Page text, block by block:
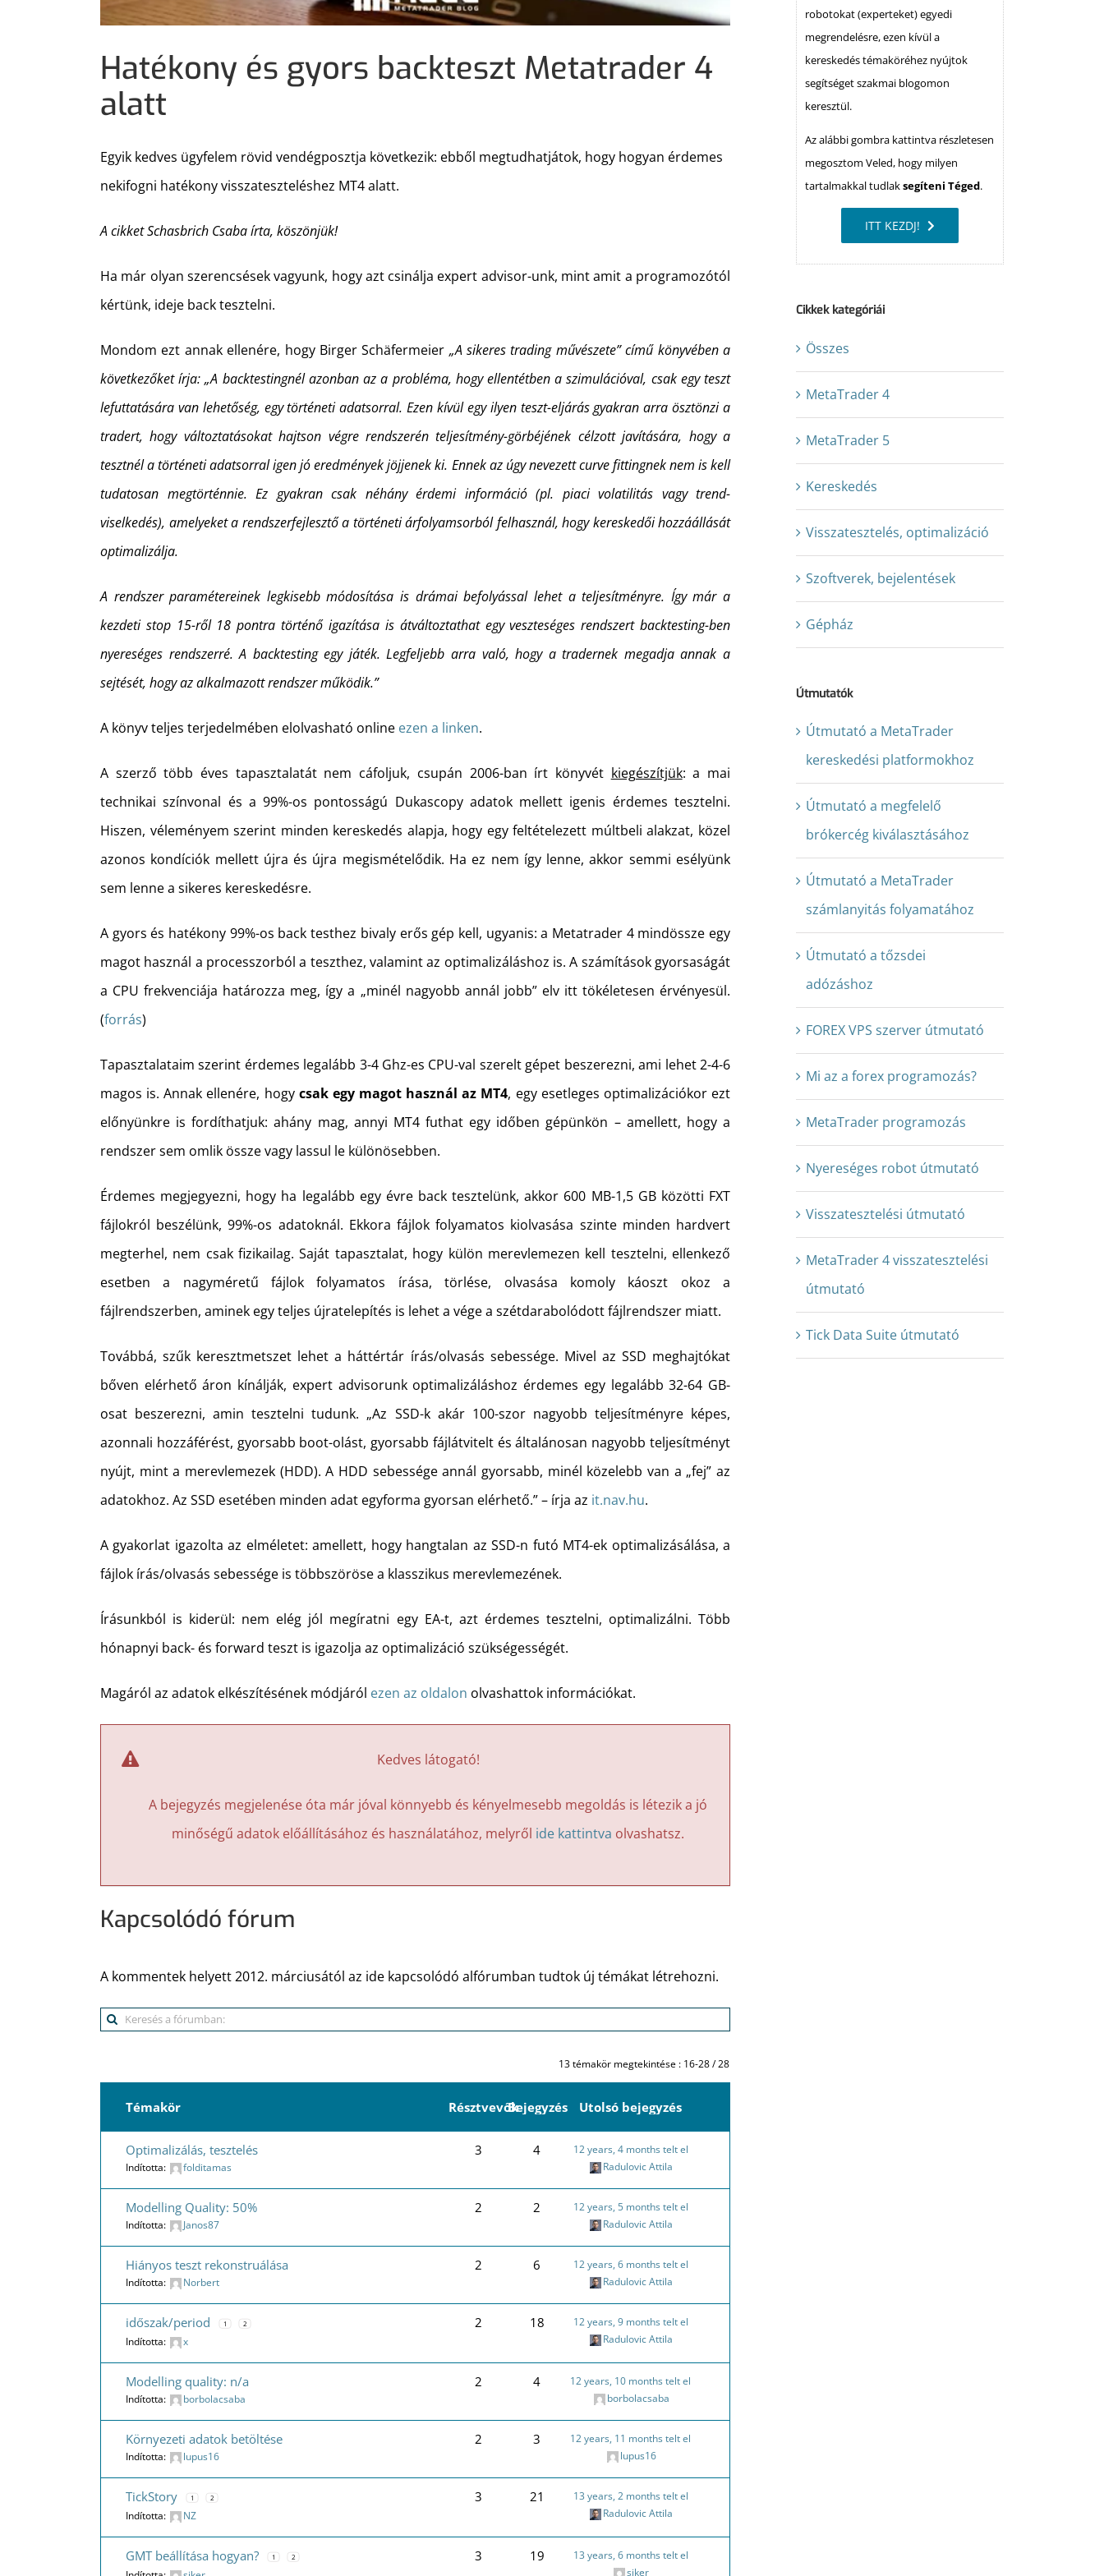
Hatékony és gyors backteszt Metatrader 4
alatt
Egyik kedves ügyfelem rövid vendégposztja következik: ebből megtudhatjátok, hogy hogyan érdemes
nekifogni hatékony visszateszteléshez MT4 alatt.
A cikket Schasbrich Csaba írta, köszönjük!
Ha már olyan szerencsések vagyunk, hogy azt csinálja expert advisor-unk, mint amit a programozótól
kértünk, ideje back tesztelni.
Mondom ezt annak ellenére, hogy Birger Schäfermeier „A sikeres trading művészete” című könyvében a
következőket írja: „A backtestingnél azonban az a probléma, hogy ellentétben a szimulációval, csak egy teszt
lefuttatására van lehetőség, egy történeti adatsorral. Ezen kívül egy ilyen teszt-eljárás gyakran arra ösztönzi a
tradert, hogy változtatásokat hajtson végre rendszerén teljesítmény-görbéjének célzott javítására, hogy a
tesztnél a történeti adatsorral igen jó eredmények jöjjenek ki. Ennek az úgy nevezett curve fittingnek nem is kell
tudatosan megtörténnie. Ez gyakran csak néhány érdemi információ (pl. piaci volatilitás vagy trend-
viselkedés), amelyeket a rendszerfejlesztő a történeti árfolyamsorból felhasznál, hogy kereskedői hozzáállását
optimalizálja.
A rendszer paramétereinek legkisebb módosítása is drámai befolyással lehet a teljesítményre. Így már a
kezdeti stop 15-ről 18 pontra történő igazítása is átváltoztathat egy veszteséges rendszert backtesting-ben
nyereséges rendszerré. A backtesting egy játék. Legfeljebb arra való, hogy a tradernek megadja annak a
sejtését, hogy az alkalmazott rendszer működik.”
A könyv teljes terjedelmében elolvasható online ezen a linken.
A szerző több éves tapasztalatát nem cáfoljuk, csupán 2006-ban írt könyvét kiegészítjük: a mai
technikai színvonal és a 99%-os pontosságú Dukascopy adatok mellett igenis érdemes tesztelni.
Hiszen, véleményem szerint minden kereskedés alapja, hogy egy feltételezett múltbeli alakzat, közel
azonos kondíciók mellett újra és újra megismételődik. Ha ez nem így lenne, akkor semmi esélyünk
sem lenne a sikeres kereskedésre.
A gyors és hatékony 99%-os back testhez bivaly erős gép kell, ugyanis: a Metatrader 4 mindössze egy
magot használ a processzorból a teszthez, valamint az optimalizáláshoz is. A számítások gyorsaságát
a CPU frekvenciája határozza meg, így a „minél nagyobb annál jobb” elv itt tökéletesen érvényesül.
(forrás)
Tapasztalataim szerint érdemes legalább 3-4 Ghz-es CPU-val szerelt gépet beszerezni, ami lehet 2-4-6
magos is. Annak ellenére, hogy csak egy magot használ az MT4, egy esetleges optimalizációkor ezt
előnyünkre is fordíthatjuk: ahány mag, annyi MT4 futhat egy időben gépünkön – amellett, hogy a
rendszer sem omlik össze vagy lassul le különösebben.
Érdemes megjegyezni, hogy ha legalább egy évre back tesztelünk, akkor 600 MB-1,5 GB közötti FXT
fájlokról beszélünk, 99%-os adatoknál. Ekkora fájlok folyamatos kiolvasása szinte minden hardvert
megterhel, nem csak fizikailag. Saját tapasztalat, hogy külön merevlemezen kell tesztelni, ellenkező
esetben a nagyméretű fájlok folyamatos írása, törlése, olvasása komoly káoszt okoz a
fájlrendszerben, aminek egy teljes újratelepítés is lehet a vége a szétdarabolódott fájlrendszer miatt.
Továbbá, szűk keresztmetszet lehet a háttértár írás/olvasás sebessége. Mivel az SSD meghajtókat
bőven elérhető áron kínálják, expert advisorunk optimalizáláshoz érdemes egy legalább 32-64 GB-
osat beszerezni, amin tesztelni tudunk. „Az SSD-k akár 100-szor nagyobb teljesítményre képes,
azonnali hozzáférést, gyorsabb boot-olást, gyorsabb fájlátvitelt és általánosan nagyobb teljesítményt
nyújt, mint a merevlemezek (HDD). A HDD sebessége annál gyorsabb, minél közelebb van a „fej” az
adatokhoz. Az SSD esetében minden adat egyforma gyorsan elérhető.” – írja az it.nav.hu.
A gyakorlat igazolta az elméletet: amellett, hogy hangtalan az SSD-n futó MT4-ek optimalizásálása, a
fájlok írás/olvasás sebessége is többszöröse a klasszikus merevlemezének.
Írásunkból is kiderül: nem elég jól megíratni egy EA-t, azt érdemes tesztelni, optimalizálni. Több
hónapnyi back- és forward teszt is igazolja az optimalizáció szükségességét.
Magáról az adatok elkészítésének módjáról ezen az oldalon olvashattok információkat.
Kedves látogató!
A bejegyzés megjelenése óta már jóval könnyebb és kényelmesebb megoldás is létezik a jó
minőségű adatok előállításához és használatához, melyről ide kattintva olvashatsz.
Kapcsolódó fórum
A kommentek helyett 2012. márciusától az ide kapcsolódó alfórumban tudtok új témákat létrehozni.
13 témakör megtekintése : 16-28 / 28
Témakör RésztvevőkBejegyzés Utolsó bejegyzés
Optimalizálás, tesztelés
Indította: folditamas
3 4
12 years, 4 months telt el
Radulovic Attila
Modelling Quality: 50%
Indította: Janos87
2 2
12 years, 5 months telt el
Radulovic Attila
Hiányos teszt rekonstruálása
Indította: Norbert
2 6
12 years, 6 months telt el
Radulovic Attila
időszak/period 1 2
Indította: x
2 18
12 years, 9 months telt el
Radulovic Attila
Modelling quality: n/a
Indította: borbolacsaba
2 4
12 years, 10 months telt el
borbolacsaba
Környezeti adatok betöltése
Indította: lupus16
2 3
12 years, 11 months telt el
lupus16
TickStory 1 2
Indította: NZ
3 21
13 years, 2 months telt el
Radulovic Attila
GMT beállítása hogyan? 1 2 3 19
13 years, 6 months telt el
siker
robotokat (experteket) egyedi
megrendelésre, ezen kívül a
kereskedés témaköréhez nyújtok
segítséget szakmai blogomon
keresztül.
Az alábbi gombra kattintva részletesen
megosztom Veled, hogy milyen
tartalmakkal tudlaksegíteni Téged.
ITT KEZDJ!
Cikkek kategóriái
Összes
MetaTrader 4
MetaTrader 5
Kereskedés
Visszatesztelés, optimalizáció
Szoftverek, bejelentések
Gépház
Útmutatók
Útmutató a MetaTrader
kereskedési platformokhoz
Útmutató a megfelelő
brókercég kiválasztásához
Útmutató a MetaTrader
számlanyitás folyamatához
Útmutató a tőzsdei
adózáshoz
FOREX VPS szerver útmutató
Mi az a forex programozás?
MetaTrader programozás
Nyereséges robot útmutató
Visszatesztelési útmutató
MetaTrader 4 visszatesztelési
útmutató
Tick Data Suite útmutató